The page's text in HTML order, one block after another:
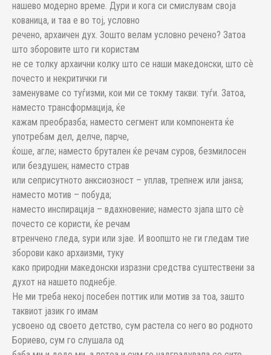
нашево модерно време. Дури и кога си смислувам своја
кованица, и таа е во тој, условно
речено, архаичен дух. Зошто велам условно речено? Затоа
што зборовите што ги користам
не се толку архаични колку што се наши македонски, што сѐ
почесто и некритички ги
заменуваме со туѓизми, кои ми се токму такви: туѓи. Затоа,
наместо трансформација, ќе
кажам преобразба; наместо сегмент или компонента ќе
употребам дел, делче, парче,
ќоше, агле; наместо брутален ќе речам суров, безмилосен
или бездушен; наместо страв
или сеприсутното анксиозност – уплав, трепнеж или јанѕа;
наместо мотив – побуда;
наместо инспирација – вдахновение; наместо зјапа што сè
почесто се користи, ќе речам
втренчено гледа, ѕури или зјае. И воопшто не ги гледам тие
зборови како архаизми, туку
како природни македонски изразни средства суштествени за
духот на нашето поднебје.
Не ми треба некој посебен поттик или мотив за тоа, зашто
таквиот јазик го имам
усвоено од своето детство, сум растела со него во родното
Бориево, сум го слушала од